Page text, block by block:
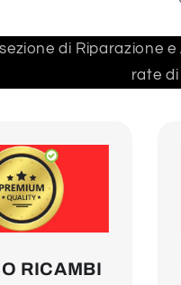
di Riparazione
rate
RICAMBI